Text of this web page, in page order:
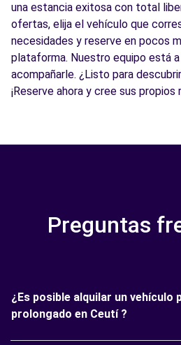
una estancia exitosa con total
ofertas, elija el vehículo que
necesidades y reserve en pocos
plataforma. Nuestro equipo está
acompañarle. ¿Listo para
¡Reserve ahora y cree sus propios
Preguntas
¿Es posible alquilar un vehículo
prolongado en Ceutí ?